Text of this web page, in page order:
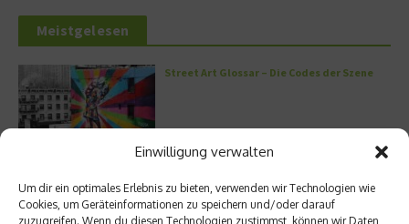
Einwilligung verwalten
Um dir ein optimales Erlebnis zu bieten, verwenden wir Technologien wie
Cookies, um Geräteinformationen zu speichern und/oder darauf
zuzugreifen. Wenn du diesen Technologien zustimmst, können wir Daten
Meistgelesen
Street Art Glossar – Die Codes der Szene